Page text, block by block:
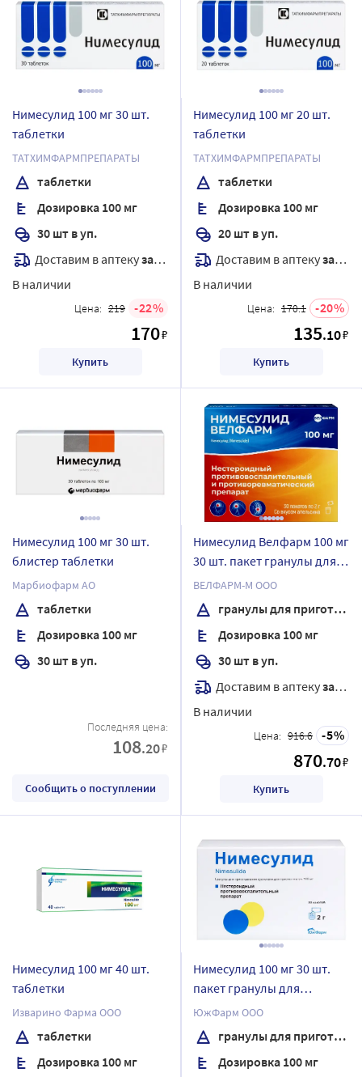
Нимесулид 100 мг 30 шт.
таблетки
ТАТХИМФАРМПРЕПАРАТЫ
таблетки
Дозировка 100 мг
30 шт в уп.
Доставим в аптекузавтра
В наличии
Цена: 219 22
170₽
Купить
Нимесулид 100 мг 20 шт.
таблетки
ТАТХИМФАРМПРЕПАРАТЫ
таблетки
Дозировка 100 мг
20 шт в уп.
Доставим в аптекузавтра
В наличии
Цена: 170.1 20
135.10₽
Купить
Нимесулид 100 мг 30 шт.
блистер таблетки
Марбиофарм АО
таблетки
Дозировка 100 мг
30 шт в уп.
Последняя цена:
108.20₽
Сообщить о поступлении
Нимесулид Велфарм 100 мг
30 шт. пакет гранулы для
приготовления суспензии
для приема внутрь 2 гр
ВЕЛФАРМ-М ООО
гранулы для приготовления суспензии
Дозировка 100 мг
30 шт в уп.
Доставим в аптекузавтра
В наличии
Цена: 916.6 5
870.70₽
Купить
Нимесулид 100 мг 40 шт.
таблетки
Изварино Фарма ООО
таблетки
Дозировка 100 мг
Нимесулид 100 мг 30 шт.
пакет гранулы для
приготовления суспензии
для приема внутрь 2 гр
ЮжФарм ООО
гранулы для приготовления суспензии
Дозировка 100 мг